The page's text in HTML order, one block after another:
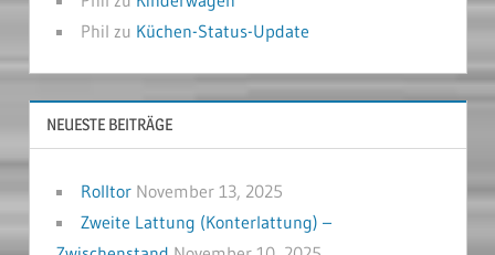
Phil zu Küchen-Status-Update
NEUESTE BEITRÄGE
Rolltor November 13, 2025
Zweite Lattung (Konterlattung) –